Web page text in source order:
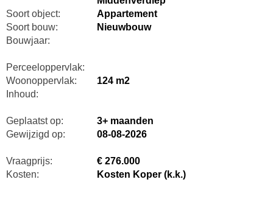
Soort object:
Appartement
Soort bouw:
Nieuwbouw
Bouwjaar:
Perceeloppervlak:
Woonoppervlak:
124 m2
Inhoud:
Geplaatst op:
3+ maanden
Gewijzigd op:
08-08-2026
Vraagprijs:
€ 276.000
Kosten:
Kosten Koper (k.k.)